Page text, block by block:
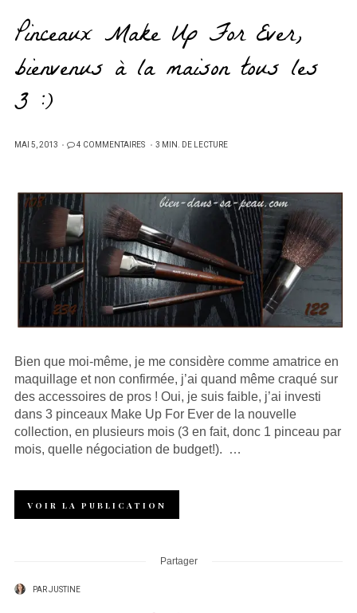
Pinceaux Make Up For Ever,
bienvenus à la maison tous les
3 :)
PUBLIÉ
MAI 5, 2013 4 COMMENTAIRES 3 MIN. DE LECTURE
Bien que moi-même, je me considère comme amatrice en
maquillage et non confirmée, j’ai quand même craqué sur
des accessoires de pros ! Oui, je suis faible, j’ai investi
dans 3 pinceaux Make Up For Ever de la nouvelle
collection, en plusieurs mois (3 en fait, donc 1 pinceau par
mois, quelle négociation de budget!). …
VOIR LA PUBLICATION
Partager
PARJUSTINE